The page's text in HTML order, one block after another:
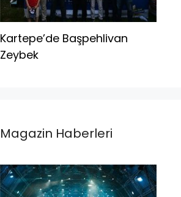
Kartepe’de Başpehlivan
Zeybek
Magazin Haberleri